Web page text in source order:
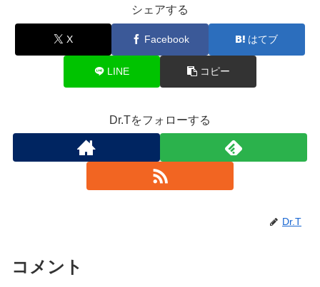
シェアする
X Facebook はてブ
LINE コピー
Dr.Tをフォローする
Dr.T
コメント